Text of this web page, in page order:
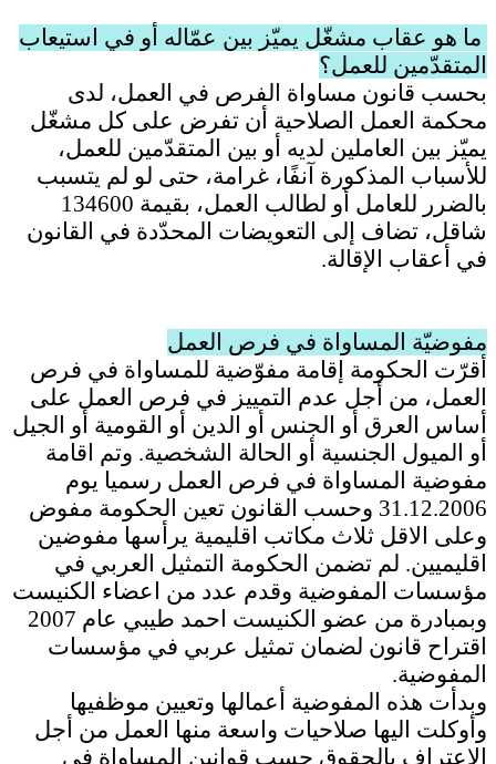
ما هو عقاب مشغّل يميّز بين عمّاله أو في استيعاب
المتقدّمين للعمل؟
بحسب قانون مساواة الفرص في العمل، لدى
محكمة العمل الصلاحية أن تفرض على كل مشغّل
يميّز بين العاملين لديه أو بين المتقدّمين للعمل،
للأسباب المذكورة آنفًا، غرامة، حتى لو لم يتسبب
بالضرر للعامل أو لطالب العمل، بقيمة 134600
شاقل، تضاف إلى التعويضات المحدّدة في القانون
في أعقاب الإقالة.
مفوضيّة المساواة في فرص العمل
أقرّت الحكومة إقامة مفوّضية للمساواة في فرص
العمل، من أجل عدم التمييز في فرص العمل على
أساس العرق أو الجنس أو الدين أو القومية أو الجيل
أو الميول الجنسية أو الحالة الشخصية. وتم اقامة
مفوضية المساواة في فرص العمل رسميا يوم
31.12.2006 وحسب القانون تعين الحكومة مفوض
وعلى الاقل ثلاث مكاتب اقليمية يرأسها مفوضين
اقليميين. لم تضمن الحكومة التمثيل العربي في
مؤسسات المفوضية وقدم عدد من اعضاء الكنيست
وبمبادرة من عضو الكنيست احمد طيبي عام 2007
اقتراح قانون لضمان تمثيل عربي في مؤسسات
المفوضية.
وبدأت هذه المفوضية أعمالها وتعيين موظفيها
وأوكلت اليها صلاحيات واسعة منها العمل من أجل
الاعتراف بالحقوق حسب قوانين المساواة في